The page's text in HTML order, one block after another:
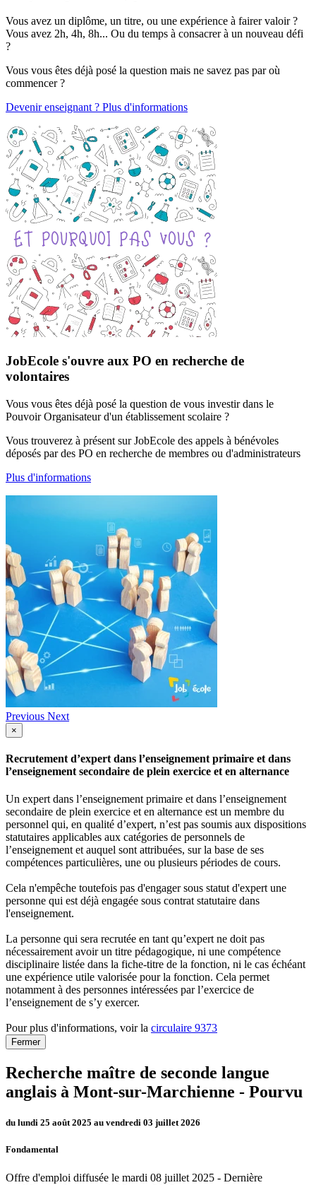
Vous avez un diplôme, un titre, ou une expérience à fairer valoir ?
Vous avez 2h, 4h, 8h... Ou du temps à consacrer à un nouveau défi
?
Vous vous êtes déjà posé la question mais ne savez pas par où
commencer ?
Devenir enseignant ? Plus d'informations
JobEcole s'ouvre aux PO en recherche de
volontaires
Vous vous êtes déjà posé la question de vous investir dans le
Pouvoir Organisateur d'un établissement scolaire ?
Vous trouverez à présent sur JobEcole des appels à bénévoles
déposés par des PO en recherche de membres ou d'administrateurs
Plus d'informations
Previous Next
×
Recrutement d’expert dans l’enseignement primaire et dans
l’enseignement secondaire de plein exercice et en alternance
Un expert dans l’enseignement primaire et dans l’enseignement
secondaire de plein exercice et en alternance est un membre du
personnel qui, en qualité d’expert, n’est pas soumis aux dispositions
statutaires applicables aux catégories de personnels de
l’enseignement et auquel sont attribuées, sur la base de ses
compétences particulières, une ou plusieurs périodes de cours.
Cela n'empêche toutefois pas d'engager sous statut d'expert une
personne qui est déjà engagée sous contrat statutaire dans
l'enseignement.
La personne qui sera recrutée en tant qu’expert ne doit pas
nécessairement avoir un titre pédagogique, ni une compétence
disciplinaire listée dans la fiche-titre de la fonction, ni le cas échéant
une expérience utile valorisée pour la fonction. Cela permet
notamment à des personnes intéressées par l’exercice de
l’enseignement de s’y exercer.
Pour plus d'informations, voir la circulaire 9373
Fermer
Recherche maître de seconde langue
anglais à Mont-sur-Marchienne - Pourvu
du lundi 25 août 2025 au vendredi 03 juillet 2026
Fondamental
Offre d'emploi diffusée le mardi 08 juillet 2025 - Dernière